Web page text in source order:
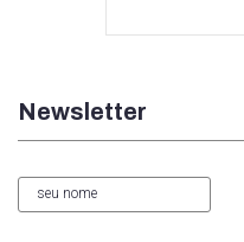
Newsletter